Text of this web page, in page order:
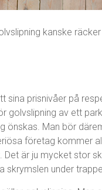
kanske
sina prisnivåer på
golvslipning av ett
Man bör
företag kommer
är ju mycket stor
under